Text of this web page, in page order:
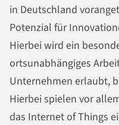
in Deutschland
Potenzial für
Hierbei wird ein
ortsunabhängiges
Unternehmen erlaubt,
Hierbei spielen vor
das Internet of Things